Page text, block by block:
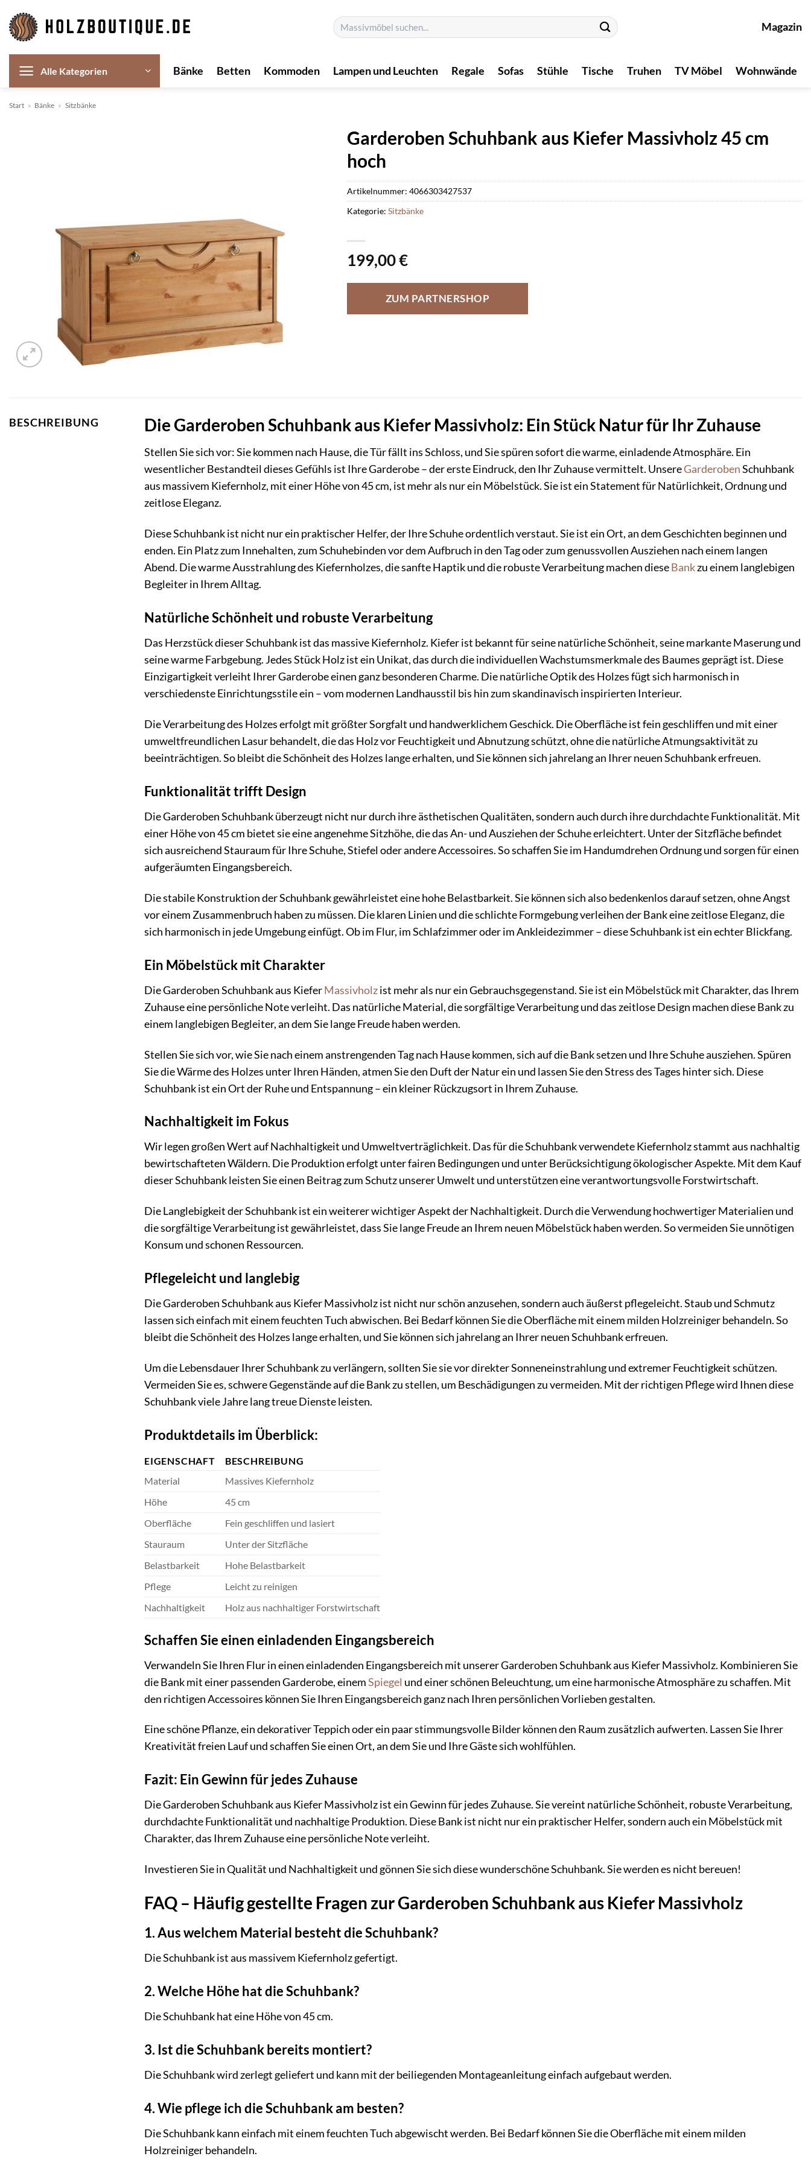
Inhalt
springen
Suchen
nach:
Magazin
Alle Kategorien Bänke Betten Kommoden Lampen und Leuchten Regale Sofas Stühle Tische Truhen TV Möbel Wohnwände
Start » Bänke » Sitzbänke
Garderoben Schuhbank aus Kiefer Massivholz 45 cm
hoch
199,00€
ZUM PARTNERSHOP
Artikelnummer: 4066303427537
Kategorie: Sitzbänke
BESCHREIBUNG Die Garderoben Schuhbank aus Kiefer Massivholz: Ein Stück Natur für Ihr Zuhause
Stellen Sie sich vor: Sie kommen nach Hause, die Tür fällt ins Schloss, und Sie spüren sofort die warme, einladende Atmosphäre. Ein
wesentlicher Bestandteil dieses Gefühls ist Ihre Garderobe – der erste Eindruck, den Ihr Zuhause vermittelt. UnsereGarderobenSchuhbank
aus massivem Kiefernholz, mit einer Höhe von 45 cm, ist mehr als nur ein Möbelstück. Sie ist ein Statement für Natürlichkeit, Ordnung und
zeitlose Eleganz.
Diese Schuhbank ist nicht nur ein praktischer Helfer, der Ihre Schuhe ordentlich verstaut. Sie ist ein Ort, an dem Geschichten beginnen und
enden. Ein Platz zum Innehalten, zum Schuhebinden vor dem Aufbruch in den Tag oder zum genussvollen Ausziehen nach einem langen
Abend. Die warme Ausstrahlung des Kiefernholzes, die sanfte Haptik und die robuste Verarbeitung machen dieseBankzu einem langlebigen
Begleiter in Ihrem Alltag.
Natürliche Schönheit und robuste Verarbeitung
Das Herzstück dieser Schuhbank ist das massive Kiefernholz. Kiefer ist bekannt für seine natürliche Schönheit, seine markante Maserung und
seine warme Farbgebung. Jedes Stück Holz ist ein Unikat, das durch die individuellen Wachstumsmerkmale des Baumes geprägt ist. Diese
Einzigartigkeit verleiht Ihrer Garderobe einen ganz besonderen Charme. Die natürliche Optik des Holzes fügt sich harmonisch in
verschiedenste Einrichtungsstile ein – vom modernen Landhausstil bis hin zum skandinavisch inspirierten Interieur.
Die Verarbeitung des Holzes erfolgt mit größter Sorgfalt und handwerklichem Geschick. Die Oberfläche ist fein geschliffen und mit einer
umweltfreundlichen Lasur behandelt, die das Holz vor Feuchtigkeit und Abnutzung schützt, ohne die natürliche Atmungsaktivität zu
beeinträchtigen. So bleibt die Schönheit des Holzes lange erhalten, und Sie können sich jahrelang an Ihrer neuen Schuhbank erfreuen.
Funktionalität trifft Design
Die Garderoben Schuhbank überzeugt nicht nur durch ihre ästhetischen Qualitäten, sondern auch durch ihre durchdachte Funktionalität. Mit
einer Höhe von 45 cm bietet sie eine angenehme Sitzhöhe, die das An- und Ausziehen der Schuhe erleichtert. Unter der Sitzfläche befindet
sich ausreichend Stauraum für Ihre Schuhe, Stiefel oder andere Accessoires. So schaffen Sie im Handumdrehen Ordnung und sorgen für einen
aufgeräumten Eingangsbereich.
Die stabile Konstruktion der Schuhbank gewährleistet eine hohe Belastbarkeit. Sie können sich also bedenkenlos darauf setzen, ohne Angst
vor einem Zusammenbruch haben zu müssen. Die klaren Linien und die schlichte Formgebung verleihen der Bank eine zeitlose Eleganz, die
sich harmonisch in jede Umgebung einfügt. Ob im Flur, im Schlafzimmer oder im Ankleidezimmer – diese Schuhbank ist ein echter Blickfang.
Ein Möbelstück mit Charakter
Die Garderoben Schuhbank aus KieferMassivholzist mehr als nur ein Gebrauchsgegenstand. Sie ist ein Möbelstück mit Charakter, das Ihrem
Zuhause eine persönliche Note verleiht. Das natürliche Material, die sorgfältige Verarbeitung und das zeitlose Design machen diese Bank zu
einem langlebigen Begleiter, an dem Sie lange Freude haben werden.
Stellen Sie sich vor, wie Sie nach einem anstrengenden Tag nach Hause kommen, sich auf die Bank setzen und Ihre Schuhe ausziehen. Spüren
Sie die Wärme des Holzes unter Ihren Händen, atmen Sie den Duft der Natur ein und lassen Sie den Stress des Tages hinter sich. Diese
Schuhbank ist ein Ort der Ruhe und Entspannung – ein kleiner Rückzugsort in Ihrem Zuhause.
Nachhaltigkeit im Fokus
Wir legen großen Wert auf Nachhaltigkeit und Umweltverträglichkeit. Das für die Schuhbank verwendete Kiefernholz stammt aus nachhaltig
bewirtschafteten Wäldern. Die Produktion erfolgt unter fairen Bedingungen und unter Berücksichtigung ökologischer Aspekte. Mit dem Kauf
dieser Schuhbank leisten Sie einen Beitrag zum Schutz unserer Umwelt und unterstützen eine verantwortungsvolle Forstwirtschaft.
Die Langlebigkeit der Schuhbank ist ein weiterer wichtiger Aspekt der Nachhaltigkeit. Durch die Verwendung hochwertiger Materialien und
die sorgfältige Verarbeitung ist gewährleistet, dass Sie lange Freude an Ihrem neuen Möbelstück haben werden. So vermeiden Sie unnötigen
Konsum und schonen Ressourcen.
Pflegeleicht und langlebig
Die Garderoben Schuhbank aus Kiefer Massivholz ist nicht nur schön anzusehen, sondern auch äußerst pflegeleicht. Staub und Schmutz
lassen sich einfach mit einem feuchten Tuch abwischen. Bei Bedarf können Sie die Oberfläche mit einem milden Holzreiniger behandeln. So
bleibt die Schönheit des Holzes lange erhalten, und Sie können sich jahrelang an Ihrer neuen Schuhbank erfreuen.
Um die Lebensdauer Ihrer Schuhbank zu verlängern, sollten Sie sie vor direkter Sonneneinstrahlung und extremer Feuchtigkeit schützen.
Vermeiden Sie es, schwere Gegenstände auf die Bank zu stellen, um Beschädigungen zu vermeiden. Mit der richtigen Pflege wird Ihnen diese
Schuhbank viele Jahre lang treue Dienste leisten.
Produktdetails im Überblick:
EIGENSCHAFT
BESCHREIBUNG
Material
Massives Kiefernholz
Höhe
45 cm
Oberfläche
Fein geschliffen und lasiert
Stauraum
Unter der Sitzfläche
Belastbarkeit
Hohe Belastbarkeit
Pflege
Leicht zu reinigen
Nachhaltigkeit
Holz aus nachhaltiger Forstwirtschaft
Schaffen Sie einen einladenden Eingangsbereich
Verwandeln Sie Ihren Flur in einen einladenden Eingangsbereich mit unserer Garderoben Schuhbank aus Kiefer Massivholz. Kombinieren Sie
die Bank mit einer passenden Garderobe, einemSpiegel und einer schönen Beleuchtung, um eine harmonische Atmosphäre zu schaffen. Mit
den richtigen Accessoires können Sie Ihren Eingangsbereich ganz nach Ihren persönlichen Vorlieben gestalten.
Eine schöne Pflanze, ein dekorativer Teppich oder ein paar stimmungsvolle Bilder können den Raum zusätzlich aufwerten. Lassen Sie Ihrer
Kreativität freien Lauf und schaffen Sie einen Ort, an dem Sie und Ihre Gäste sich wohlfühlen.
Fazit: Ein Gewinn für jedes Zuhause
Die Garderoben Schuhbank aus Kiefer Massivholz ist ein Gewinn für jedes Zuhause. Sie vereint natürliche Schönheit, robuste Verarbeitung,
durchdachte Funktionalität und nachhaltige Produktion. Diese Bank ist nicht nur ein praktischer Helfer, sondern auch ein Möbelstück mit
Charakter, das Ihrem Zuhause eine persönliche Note verleiht.
Investieren Sie in Qualität und Nachhaltigkeit und gönnen Sie sich diese wunderschöne Schuhbank. Sie werden es nicht bereuen!
FAQ – Häufig gestellte Fragen zur Garderoben Schuhbank aus Kiefer Massivholz
1. Aus welchem Material besteht die Schuhbank?
Die Schuhbank ist aus massivem Kiefernholz gefertigt.
2. Welche Höhe hat die Schuhbank?
Die Schuhbank hat eine Höhe von 45 cm.
3. Ist die Schuhbank bereits montiert?
Die Schuhbank wird zerlegt geliefert und kann mit der beiliegenden Montageanleitung einfach aufgebaut werden.
4. Wie pflege ich die Schuhbank am besten?
Die Schuhbank kann einfach mit einem feuchten Tuch abgewischt werden. Bei Bedarf können Sie die Oberfläche mit einem milden
Holzreiniger behandeln.